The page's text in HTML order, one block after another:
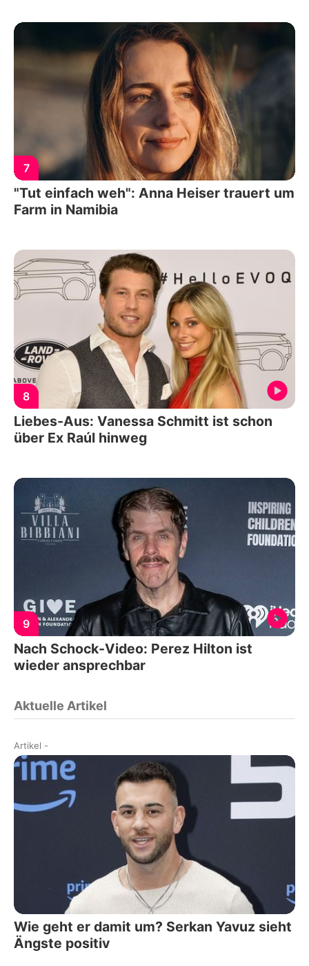
7
"Tut einfach weh": Anna Heiser trauert um
Farm in Namibia
8
Liebes-Aus: Vanessa Schmitt ist schon
über Ex Raúl hinweg
9
Nach Schock-Video: Perez Hilton ist
wieder ansprechbar
Aktuelle Artikel
Artikel -
Wie geht er damit um? Serkan Yavuz sieht
Ängste positiv